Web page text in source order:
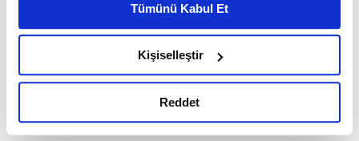
Metnimizi ziyaret edebilirsiniz.
6698 sayılı Kişisel Verilerin Korunması Kanunu uyarınca
okumak ve sitemizi ziyaretiniz kapsamında
gerçekleştirilen veri işleme faaliyetleri ile ilgili daha
detaylı bilgi almak için lütfentıklayınız.
Tümünü Kabul Et
Kişiselleştir
Reddet